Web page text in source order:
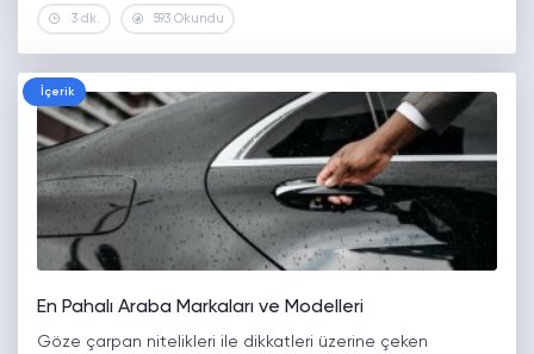
3 dk. 593 Okundu
İçerik
En Pahalı Araba Markaları ve Modelleri
Göze çarpan nitelikleri ile dikkatleri üzerine çeken